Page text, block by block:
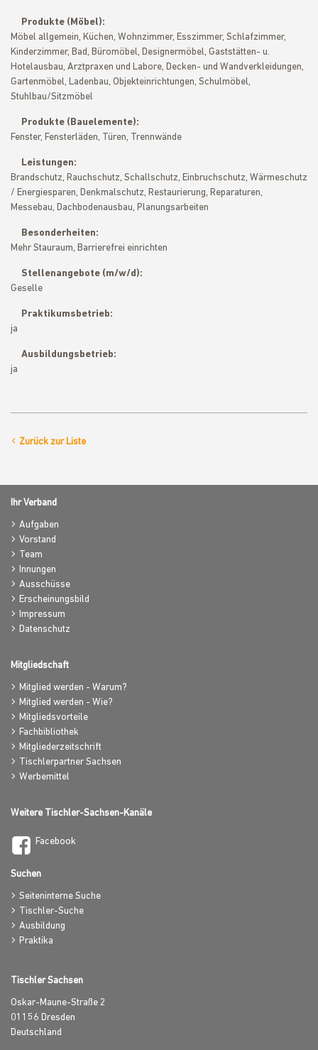
Produkte (Möbel):
Möbel allgemein, Küchen, Wohnzimmer, Esszimmer, Schlafzimmer,
Kinderzimmer, Bad, Büromöbel, Designermöbel, Gaststätten- u.
Hotelausbau, Arztpraxen und Labore, Decken- und Wandverkleidungen,
Gartenmöbel, Ladenbau, Objekteinrichtungen, Schulmöbel,
Stuhlbau/Sitzmöbel
Produkte (Bauelemente):
Fenster, Fensterläden, Türen, Trennwände
Leistungen:
Brandschutz, Rauchschutz, Schallschutz, Einbruchschutz, Wärmeschutz
/ Energiesparen, Denkmalschutz, Restaurierung, Reparaturen,
Messebau, Dachbodenausbau, Planungsarbeiten
Besonderheiten:
Mehr Stauraum, Barrierefrei einrichten
Stellenangebote (m/w/d):
Geselle
Praktikumsbetrieb:
ja
Ausbildungsbetrieb:
ja
Zurück zur Liste
Ihr Verband
Aufgaben
Vorstand
Team
Innungen
Ausschüsse
Erscheinungsbild
Impressum
Datenschutz
Mitgliedschaft
Mitglied werden - Warum?
Mitglied werden - Wie?
Mitgliedsvorteile
Fachbibliothek
Mitgliederzeitschrift
Tischlerpartner Sachsen
Werbemittel
Weitere Tischler-Sachsen-Kanäle
Facebook
Suchen
Seiteninterne Suche
Tischler-Suche
Ausbildung
Praktika
Tischler Sachsen
Oskar-Maune-Straße 2
01156 Dresden
Deutschland